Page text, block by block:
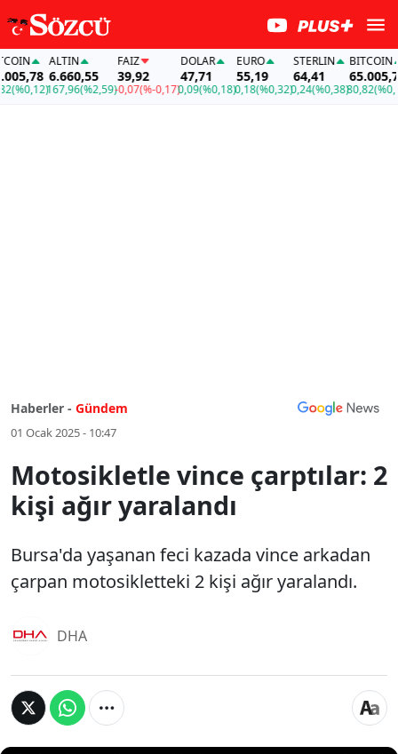
ALTIN
6.660,55
167,96(%2,59)
FAİZ
39,92
-0,07(%-0,17)
DOLAR
47,71
0,09(%0,18)
EURO
55,19
0,18(%0,32)
STERLIN
64,41
0,24(%0,38)
BITCOIN
65.005,78
80,82
Haberler - Gündem
01 Ocak 2025 - 10:47
Motosikletle vince çarptılar: 2
kişi ağır yaralandı
Bursa'da yaşanan feci kazada vince arkadan
çarpan motosikletteki 2 kişi ağır yaralandı.
DHA